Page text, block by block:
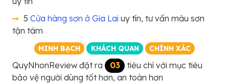
5 Cửa hàng sơn ở Gia Lai uy tín, tư vấn màu sơn
tận tâm
MINH BẠCH KHÁCH QUAN CHÍNH XÁC
QuyNhonReview đặt ra 03
tiêu chí với mục tiêu
bảo vệ người dùng tốt hơn, an toàn hơn